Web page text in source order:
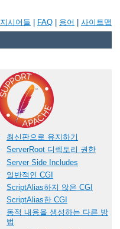
지시어들 FAQ 용어 사이트맵
최신판으로 유지하기
ServerRoot 디렉토리 권한
Server Side Includes
일반적인 CGI
ScriptAlias하지 않은 CGI
ScriptAlias한 CGI
동적 내용을 생성하는 다른 방
법